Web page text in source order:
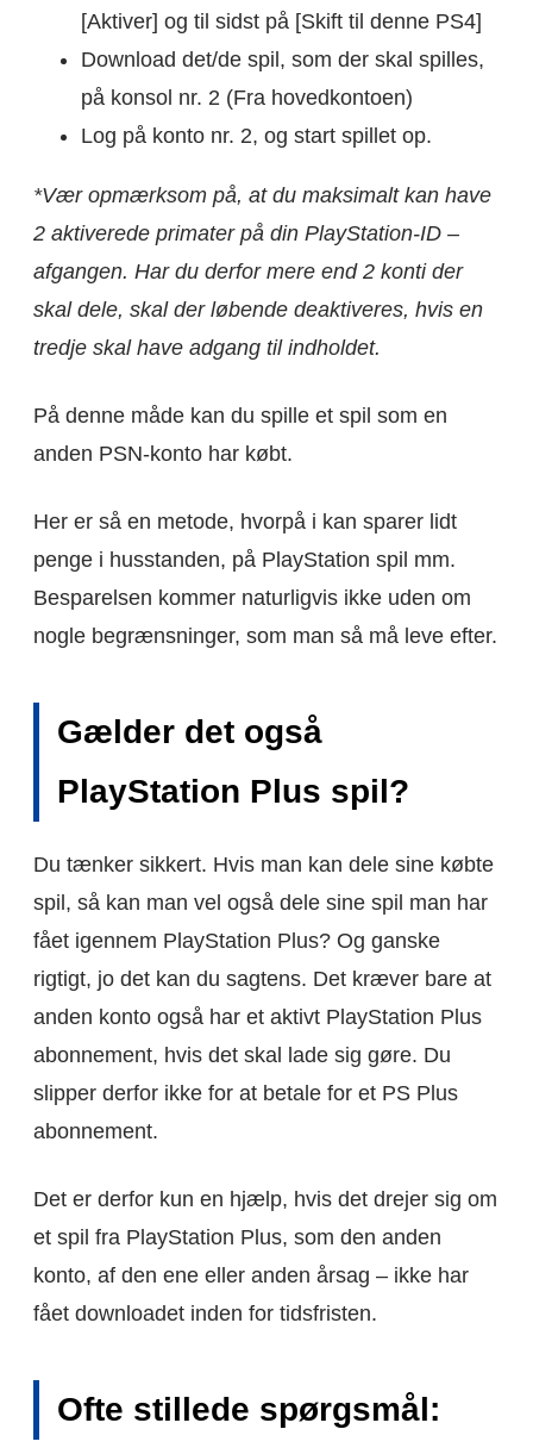
[Aktiver] og til sidst på [Skift til denne PS4]
Download det/de spil, som der skal spilles,
på konsol nr. 2 (Fra hovedkontoen)
Log på konto nr. 2, og start spillet op.
*Vær opmærksom på, at du maksimalt kan have
2 aktiverede primater på din PlayStation-ID –
afgangen. Har du derfor mere end 2 konti der
skal dele, skal der løbende deaktiveres, hvis en
tredje skal have adgang til indholdet.
På denne måde kan du spille et spil som en
anden PSN-konto har købt.
Her er så en metode, hvorpå i kan sparer lidt
penge i husstanden, på PlayStation spil mm.
Besparelsen kommer naturligvis ikke uden om
nogle begrænsninger, som man så må leve efter.
Gælder det også
PlayStation Plus spil?
Du tænker sikkert. Hvis man kan dele sine købte
spil, så kan man vel også dele sine spil man har
fået igennem PlayStation Plus? Og ganske
rigtigt, jo det kan du sagtens. Det kræver bare at
anden konto også har et aktivt PlayStation Plus
abonnement, hvis det skal lade sig gøre. Du
slipper derfor ikke for at betale for et PS Plus
abonnement.
Det er derfor kun en hjælp, hvis det drejer sig om
et spil fra PlayStation Plus, som den anden
konto, af den ene eller anden årsag – ikke har
fået downloadet inden for tidsfristen.
Ofte stillede spørgsmål: